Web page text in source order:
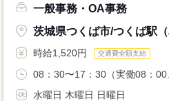
一般事務・OA事務
茨城県つくば市/つくば駅（
時給1,520円 交通費全額支給
08：30〜17：30（実働08：00
水曜日 木曜日 日曜日